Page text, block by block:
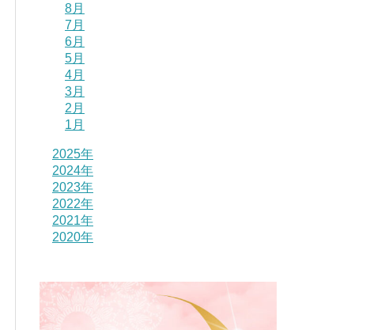
8月
7月
6月
5月
4月
3月
2月
1月
2025年
2024年
2023年
2022年
2021年
2020年